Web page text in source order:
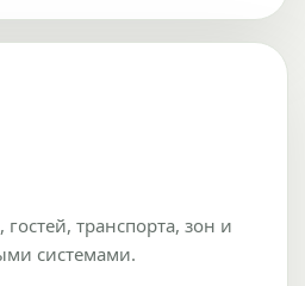
транспорта, зон и
системами.